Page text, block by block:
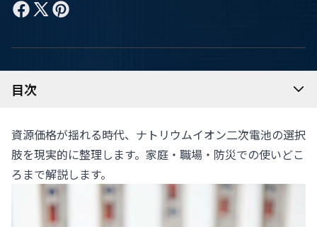
目次
資源価格が揺れる時代、ナトリウムイオン二次電池の選択
肢を現実的に整理します。家庭・職場・防災での使いどこ
ろまで解説します。